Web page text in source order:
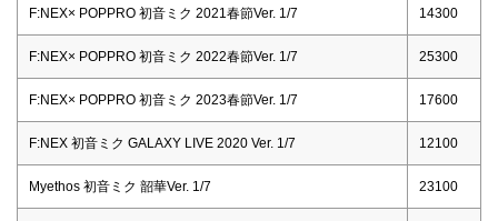
F:NEX× POPPRO 初音ミク 2021春節Ver. 1/7 14300
F:NEX× POPPRO 初音ミク 2022春節Ver. 1/7 25300
F:NEX× POPPRO 初音ミク 2023春節Ver. 1/7 17600
F:NEX 初音ミク GALAXY LIVE 2020 Ver. 1/7 12100
Myethos 初音ミク 韶華Ver. 1/7 23100